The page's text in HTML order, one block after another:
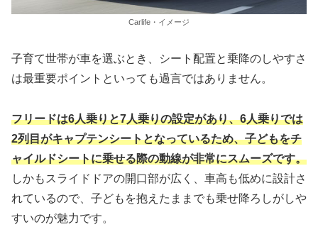
Carlife・イメージ
子育て世帯が車を選ぶとき、シート配置と乗降のしやすさ
は最重要ポイントといっても過言ではありません。
フリードは6人乗りと7人乗りの設定があり、6人乗りでは
2列目がキャプテンシートとなっているため、子どもをチ
ャイルドシートに乗せる際の動線が非常にスムーズです。
しかもスライドドアの開口部が広く、車高も低めに設計さ
れているので、子どもを抱えたままでも乗せ降ろしがしや
すいのが魅力です。